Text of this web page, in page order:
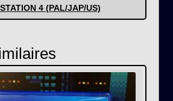
4 (PAL/JAP/US)